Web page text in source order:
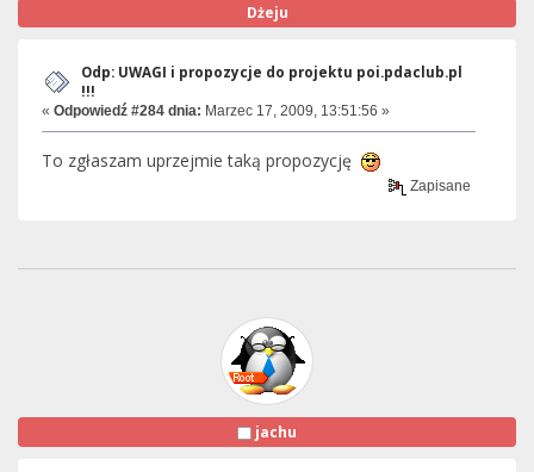
Dżeju
Odp: UWAGI i propozycje do projektu poi.pdaclub.pl
!!!
« Odpowiedź #284 dnia: Marzec 17, 2009, 13:51:56 »
To zgłaszam uprzejmie taką propozycję
Zapisane
jachu